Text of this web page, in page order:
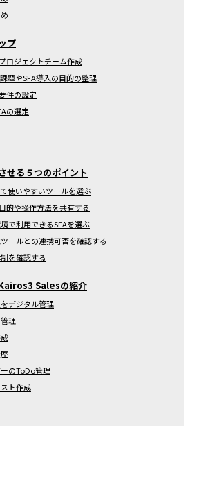
プ
ロジェクトチーム作成
題やSFA導入の目的の整理
件の設定
の選定
せる５つのポイント
使いやすいツールを選ぶ
的や操作方法を共有する
で利用できるSFAを選ぶ
ールとの連携可否を確認する
を確認する
Salesの紹介
デジタル管理
理
のToDo管理
ト作成